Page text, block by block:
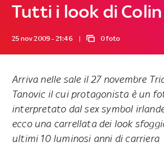
Tutti i look di
25 nov 2009 - 21:46 0 foto
Arriva nelle sale il 27 novembre
Tanovic il cui protagonista è un
interpretato dal sex symbol
ecco una carrellata dei look
ultimi 10 luminosi anni di carriera